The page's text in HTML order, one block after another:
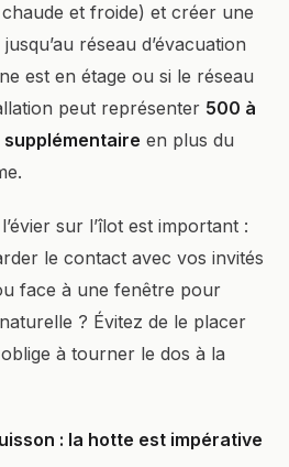
et froide) et créer une
réseau d’évacuation
est en étage ou si le réseau
peut représenter 500 à
supplémentaire en plus du
sur l’îlot est important :
le contact avec vos invités
face à une fenêtre pour
? Évitez de le placer
à tourner le dos à la
: la hotte est impérative